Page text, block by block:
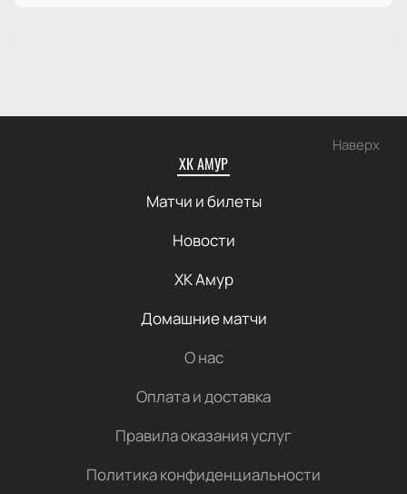
Наверх
ХК АМУР
Матчи и билеты
Новости
ХК Амур
Домашние матчи
О нас
Оплата и доставка
Правила оказания услуг
Политика конфиденциальности